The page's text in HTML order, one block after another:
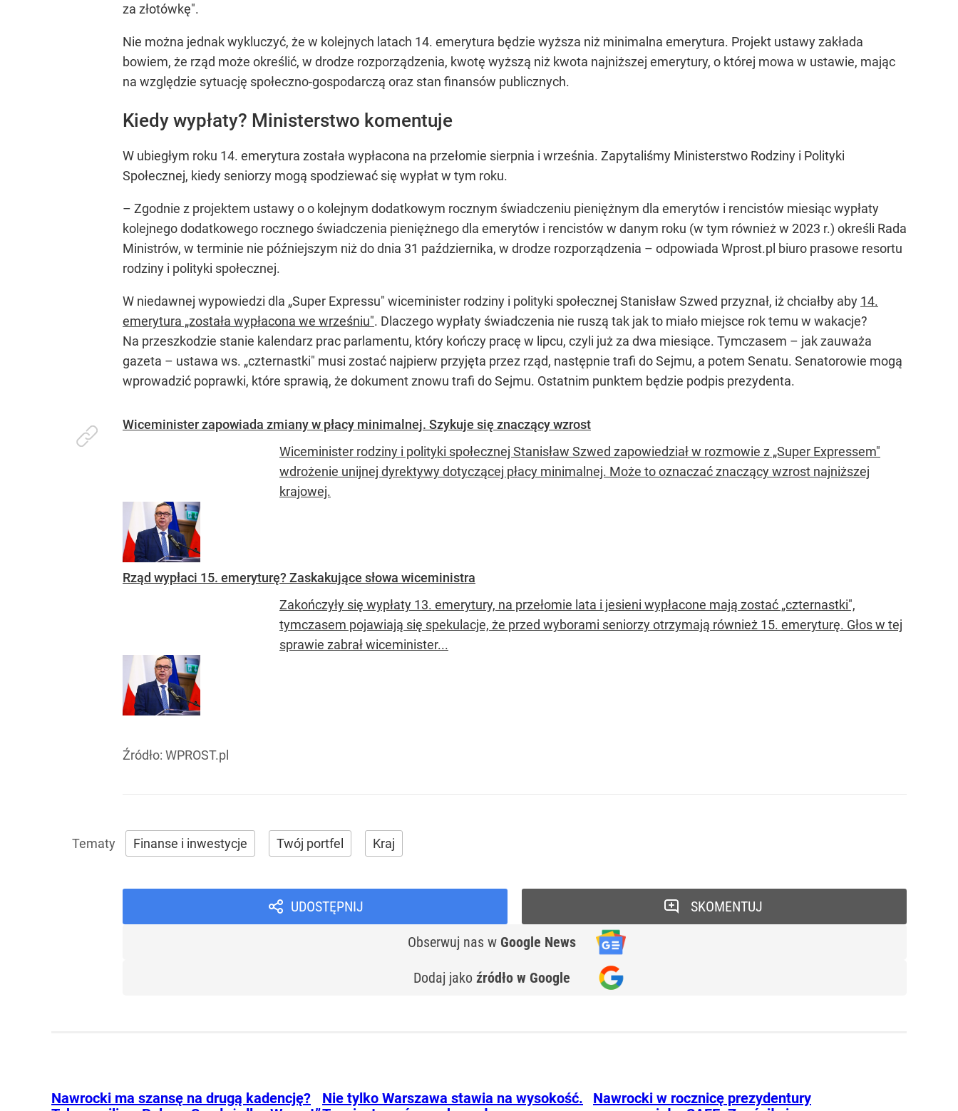
za złotówkę".
Nie można jednak wykluczyć, że w kolejnych latach 14. emerytura będzie wyższa niż minimalna emerytura. Projekt ustawy zakłada
bowiem, że rząd może określić, w drodze rozporządzenia, kwotę wyższą niż kwota najniższej emerytury, o której mowa w ustawie, mając
na względzie sytuację społeczno-gospodarczą oraz stan finansów publicznych.
Kiedy wypłaty? Ministerstwo komentuje
W ubiegłym roku 14. emerytura została wypłacona na przełomie sierpnia i września. Zapytaliśmy Ministerstwo Rodziny i Polityki
Społecznej, kiedy seniorzy mogą spodziewać się wypłat w tym roku.
– Zgodnie z projektem ustawy o o kolejnym dodatkowym rocznym świadczeniu pieniężnym dla emerytów i rencistów miesiąc wypłaty
kolejnego dodatkowego rocznego świadczenia pieniężnego dla emerytów i rencistów w danym roku (w tym również w 2023 r.) określi Rada
Ministrów, w terminie nie późniejszym niż do dnia 31 października, w drodze rozporządzenia – odpowiada Wprost.pl biuro prasowe resortu
rodziny i polityki społecznej.
W niedawnej wypowiedzi dla „Super Expressu" wiceminister rodziny i polityki społecznej Stanisław Szwed przyznał, iż chciałby aby 14.
emerytura „została wypłacona we wrześniu". Dlaczego wypłaty świadczenia nie ruszą tak jak to miało miejsce rok temu w wakacje?
Na przeszkodzie stanie kalendarz prac parlamentu, który kończy pracę w lipcu, czyli już za dwa miesiące. Tymczasem – jak zauważa
gazeta – ustawa ws. „czternastki" musi zostać najpierw przyjęta przez rząd, następnie trafi do Sejmu, a potem Senatu. Senatorowie mogą
wprowadzić poprawki, które sprawią, że dokument znowu trafi do Sejmu. Ostatnim punktem będzie podpis prezydenta.
Wiceminister zapowiada zmiany w płacy minimalnej. Szykuje się znaczący wzrost
Wiceminister rodziny i polityki społecznej Stanisław Szwed zapowiedział w rozmowie z „Super Expressem"
wdrożenie unijnej dyrektywy dotyczącej płacy minimalnej. Może to oznaczać znaczący wzrost najniższej
krajowej.
Rząd wypłaci 15. emeryturę? Zaskakujące słowa wiceministra
Zakończyły się wypłaty 13. emerytury, na przełomie lata i jesieni wypłacone mają zostać „czternastki",
tymczasem pojawiają się spekulacje, że przed wyborami seniorzy otrzymają również 15. emeryturę. Głos w tej
sprawie zabrał wiceminister...
Źródło: WPROST.pl
Finanse i inwestycje Twój portfel Kraj
UDOSTĘPNIJ
Obserwuj nas w Google News
Dodaj jako źródło w Google
SKOMENTUJ
Nawrocki ma szansę na drugą kadencję?
Nie tylko Warszawa stawia na wysokość.
Nawrocki w rocznicę prezydentury